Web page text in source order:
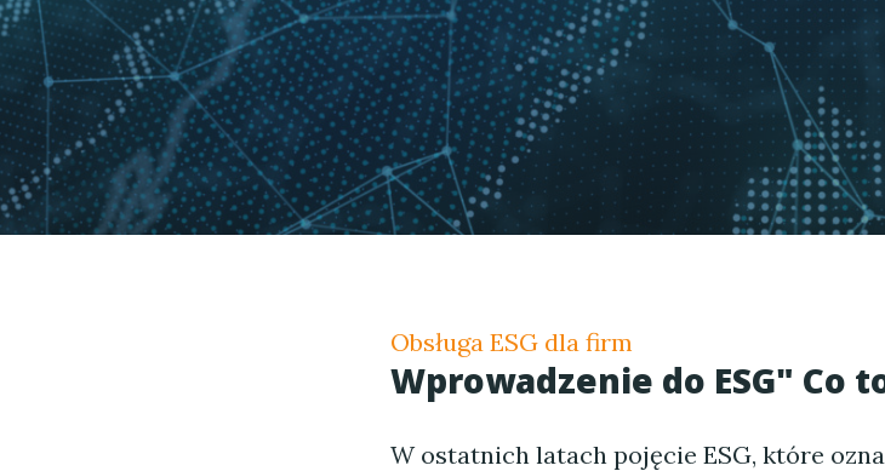
Obsługa ESG dla firm
Wprowadzenie do ESG" Co
W ostatnich latach pojęcie ESG, które